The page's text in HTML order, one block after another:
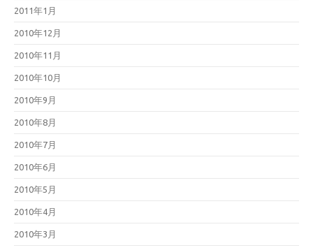
2011年1月
2010年12月
2010年11月
2010年10月
2010年9月
2010年8月
2010年7月
2010年6月
2010年5月
2010年4月
2010年3月